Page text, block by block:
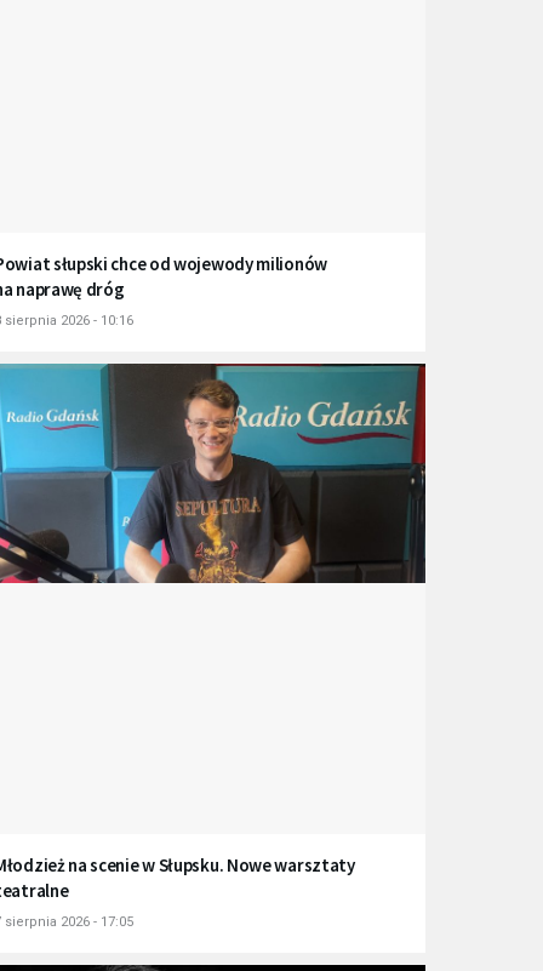
słupski chce od wojewody milionów
naprawę dróg
sierpnia 2026 - 10:16
na scenie w Słupsku. Nowe warsztaty
sierpnia 2026 - 17:05